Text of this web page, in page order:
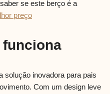
se este berço é a
preço
funciona
solução inovadora para pais
Com um design leve